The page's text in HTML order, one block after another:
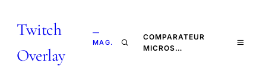
Twitch
Overlay
—
MAG.
COMPARATEUR
MICROS…